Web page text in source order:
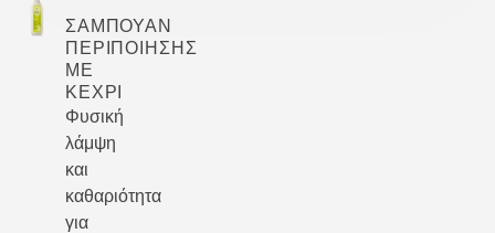
ΣΑΜΠΟΥΆΝ
ΠΕΡΙΠΟΊΗΣΗΣ
ΜΕ
ΚΕΧΡΊ
Φυσική
λάμψη
και
καθαριότητα
για